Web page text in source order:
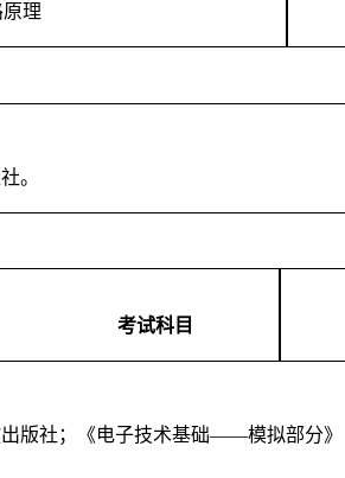
原理
。
考试科目
版社；《电子技术基础——模拟部分》